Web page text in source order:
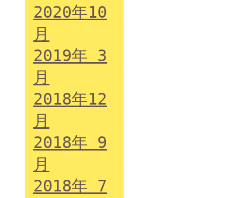
2020年10
月
2019年 3
月
2018年12
月
2018年 9
月
2018年 7